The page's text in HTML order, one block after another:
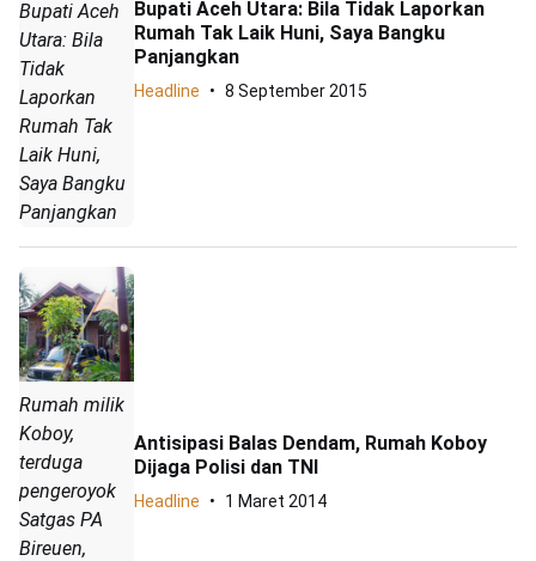
Bupati Aceh
Utara: Bila
Tidak
Laporkan
Rumah Tak
Laik Huni,
Saya Bangku
Panjangkan
Bupati Aceh Utara: Bila Tidak Laporkan
Rumah Tak Laik Huni, Saya Bangku
Panjangkan
Headline 8 September 2015
Rumah milik
Koboy,
terduga
pengeroyok
Satgas PA
Bireuen,
Antisipasi Balas Dendam, Rumah Koboy
Dijaga Polisi dan TNI
Headline 1 Maret 2014